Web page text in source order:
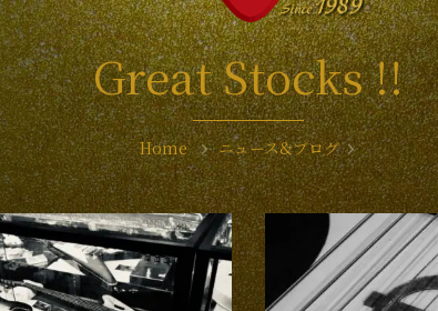
Great Stocks !!
Home ニュース&ブログ